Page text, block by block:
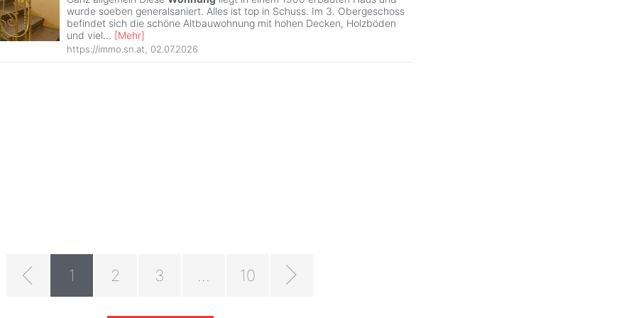
wurde soeben generalsaniert. Alles ist top in Schuss. Im 3. Obergeschoss
befindet sich die schöne Altbauwohnung mit hohen Decken, Holzböden
und viel... [Mehr]
https://immo.sn.at 02.07.2026
1 2 3 10